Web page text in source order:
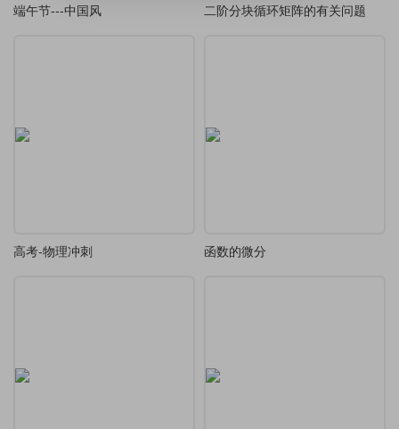
端午节---中国风 二阶分块循环矩阵的有关问题
高考-物理冲刺 函数的微分